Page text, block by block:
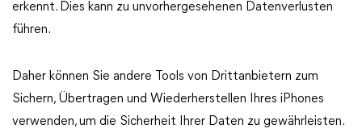
erkennt. Dies kann zu unvorhergesehenen Datenverlusten
führen.
Daher können Sie andere Tools von Drittanbietern zum
Sichern, Übertragen und Wiederherstellen Ihres iPhones
verwenden, um die Sicherheit Ihrer Daten zu gewährleisten.